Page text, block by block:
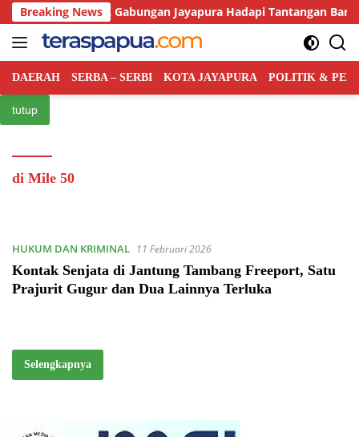
Langsung
ke
konten
Breaking News
Tahun, SMA Gabungan Jayapura Hadapi Tantangan Baru
DAERAH SERBA – SERBI KOTA JAYAPURA POLITIK &
tutup
di Mile 50
HUKUM DAN KRIMINAL 11 Februari 2026
Kontak Senjata di Jantung Tambang Freeport, Satu
Prajurit Gugur dan Dua Lainnya Terluka
Selengkapnya